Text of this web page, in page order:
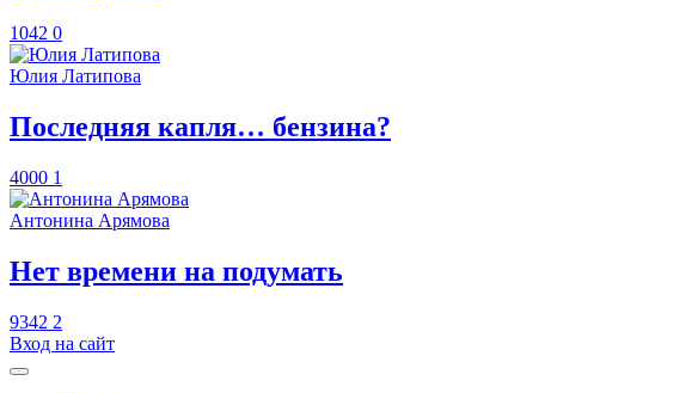
1042 0
Юлия Латипова
​Последняя капля… бензина?
4000 1
Антонина Арямова
​Нет времени на подумать
9342 2
Вход на сайт